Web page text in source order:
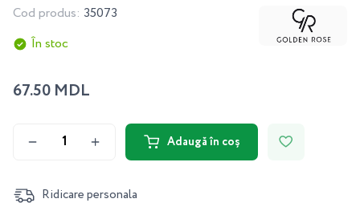
Cod produs: 35073
În stoc
67.50 MDL
Adaugă în coș
Ridicare personala